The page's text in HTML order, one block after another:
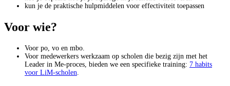
kun je de praktische hulpmiddelen voor effectiviteit toepassen
Voor wie?
Voor po, vo en mbo.
Voor medewerkers werkzaam op scholen die bezig zijn met het
Leader in Me-proces, bieden we een specifieke training: 7 habits
voor LiM-scholen